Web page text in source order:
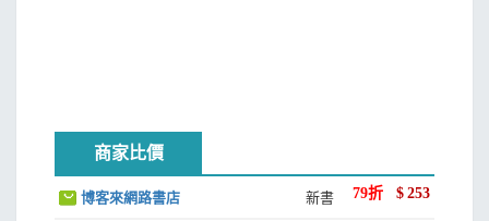
商家比價
博客來網路書店 新書 79折 $ 253